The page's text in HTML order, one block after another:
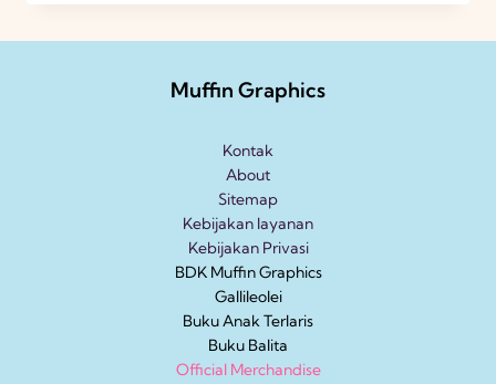
Muffin Graphics
Kontak
About
Sitemap
Kebijakan layanan
Kebijakan Privasi
BDK Muffin Graphics
Gallileolei
Buku Anak Terlaris
Buku Balita
Official Merchandise